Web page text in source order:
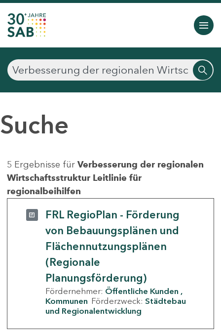
Suche
5 Ergebnisse für Verbesserung der regionalen
Wirtschaftsstruktur Leitlinie für
regionalbeihilfen
FRL RegioPlan - Förderung
von Bebauungsplänen und
Flächennutzungsplänen
(Regionale
Planungsförderung)
Fördernehmer: Öffentliche Kunden
Kommunen Förderzweck: Städtebau
und Regionalentwicklung